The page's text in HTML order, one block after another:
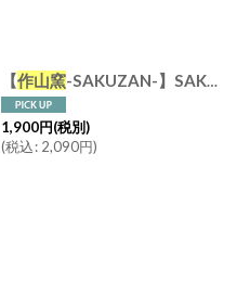
【作山窯-SAKUZAN-】SAKUZAN DAYS Sara スープマグ 約380cc スープカップ 磁器 日本製 美濃焼
1,900円(税別)
(税込: 2,090円)